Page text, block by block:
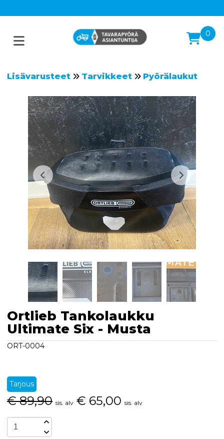
0
Lisävarusteet Tarvikkeet Pyörälaukut
Ortlieb Tankolaukku
Ultimate Six - Musta
ORT-0004
Tarjous
€ 89,90 sis. alv € 65,00 sis. alv